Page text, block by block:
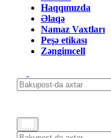
Haqqımızda
Əlaqə
Namaz Vaxtları
Peşə etikası
Zəngimcell